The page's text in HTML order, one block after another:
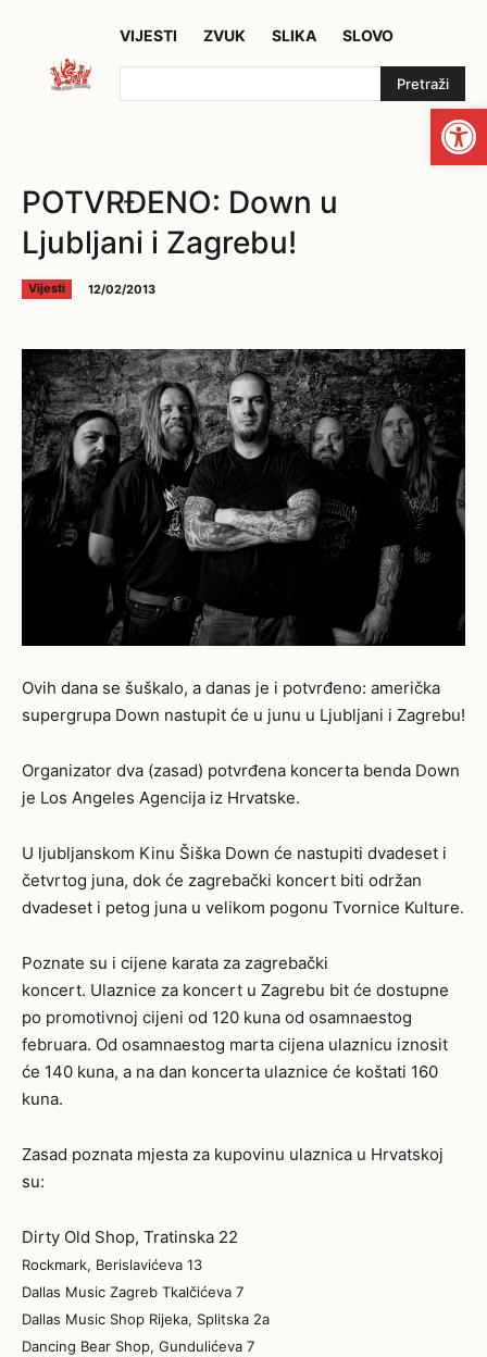
VIJESTI ZVUK SLIKA SLOVO
Pretraži
POTVRĐENO: Down u
Ljubljani i Zagrebu!
Vijesti 12/02/2013
Ovih dana se šuškalo, a danas je i potvrđeno: američka
supergrupa Down nastupit će u junu u Ljubljani i Zagrebu!
Organizator dva (zasad) potvrđena koncerta benda Down
je Los Angeles Agencija iz Hrvatske.
U ljubljanskom Kinu Šiška Down će nastupiti dvadeset i
četvrtog juna, dok će zagrebački koncert biti održan
dvadeset i petog juna u velikom pogonu Tvornice Kulture.
Poznate su i cijene karata za zagrebački
koncert. Ulaznice za koncert u Zagrebu bit će dostupne
po promotivnoj cijeni od 120 kuna od osamnaestog
februara. Od osamnaestog marta cijena ulaznicu iznosit
će 140 kuna, a na dan koncerta ulaznice će koštati 160
kuna.
Zasad poznata mjesta za kupovinu ulaznica u Hrvatskoj
su:
Dirty Old Shop, Tratinska 22
Rockmark, Berislavićeva 13
Dallas Music Zagreb Tkalčićeva 7
Dallas Music Shop Rijeka, Splitska 2a
Dancing Bear Shop, Gundulićeva 7